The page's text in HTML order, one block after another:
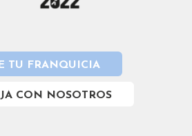
TU FRANQUICIA
CON NOSOTROS